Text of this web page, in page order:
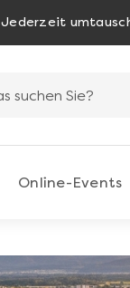
Jederzeit
Online-Events